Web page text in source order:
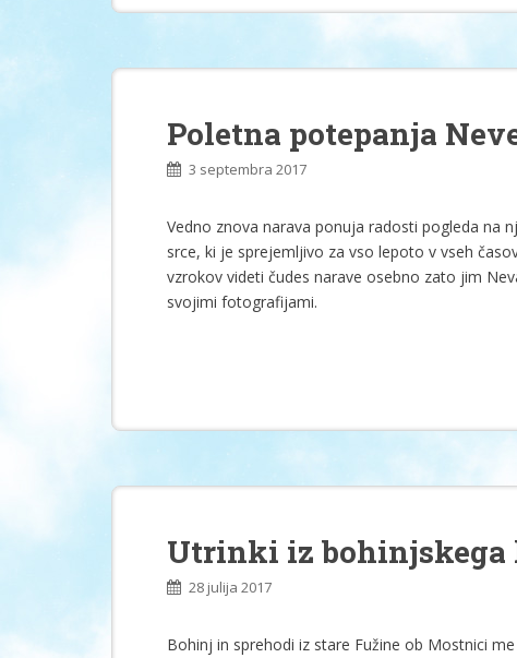
Poletna potepanja
3 septembra 2017
Vedno znova narava ponuja radosti pogleda na
srce, ki je sprejemljivo za vso lepoto v vseh
vzrokov videti čudes narave osebno zato jim
svojimi fotografijami.
Utrinki iz bohinjskega
28 julija 2017
Bohinj in sprehodi iz stare Fužine ob Mostnici